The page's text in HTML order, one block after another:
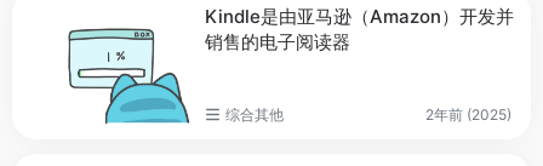
Kindle是由亚马逊（Amazon）开发并
销售的电子阅读器
综合其他 2年前 (2025)